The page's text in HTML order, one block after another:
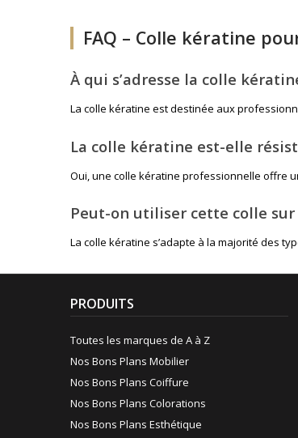
FAQ – Colle kératine
À qui s’adresse la colle
La colle kératine est destinée aux
La colle kératine est-elle
Oui, une colle kératine professionnelle offre
Peut-on utiliser cette colle sur
La colle kératine s’adapte à la majorité des
PRODUITS
Toutes les marques de A à Z
Nos Bons Plans Mobilier
Nos Bons Plans Coiffure
Nos Bons Plans Colorations
Nos Bons Plans Esthétique